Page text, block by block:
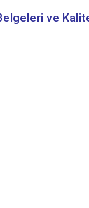
ve